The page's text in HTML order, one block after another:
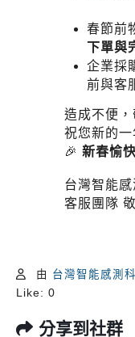
春節前
下單與
企業採
前與客
造成不便
祝您新的一
🎉 新春愉
台灣智能感
客服團隊
由 台灣智能感測
Like: 0
分享到社群